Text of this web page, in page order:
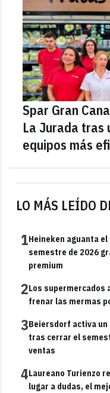
LO MÁS LEÍDO
1Heineken aguanta
semestre de 2026
premium
2Los supermercados
frenar las mermas
3Beiersdorf activa un
tras cerrar el
ventas
4Laureano Turienzo
lugar a dudas, el
Spar Gran
La Jurada tras
equipos más